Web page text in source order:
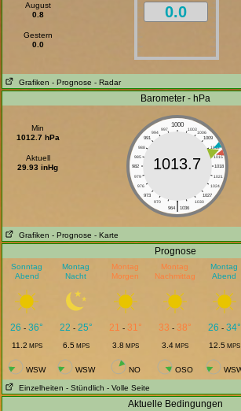
August
0.8
Gestern
0.0
0.0
Grafiken - Prognose - Radar
Barometer - hPa
Min
1012.7 hPa
Aktuell
29.93 inHg
1000
997 1003
994
1006
991
1009
988
1012
985
1015
982
1018
979
1021
976
1024
973
1027
970
1030
|
964 1036
1013.7
Grafiken - Prognose - Karte
Prognose
Sonntag
Abend
Montag
Nacht
Montag
Morgen
Montag
Nachmittag
Montag
Abend
26 -36° 22 - 25° 21 - 31° 33 - 38° 26 - 34°
11.2 MPS 6.5 MPS 3.8 MPS 3.4MPS 12.5 MPS
WSW WSW NO OSO
Einzelheiten - Stündlich - Volle Seite
Aktuelle Bedingungen